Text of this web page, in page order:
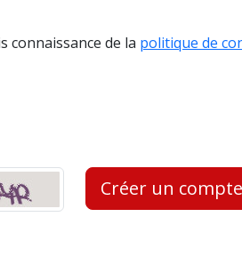
connaissance de la politique de
Créer un